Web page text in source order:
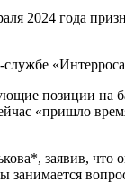
2024 года
позиции на
«пришло
заявив, что